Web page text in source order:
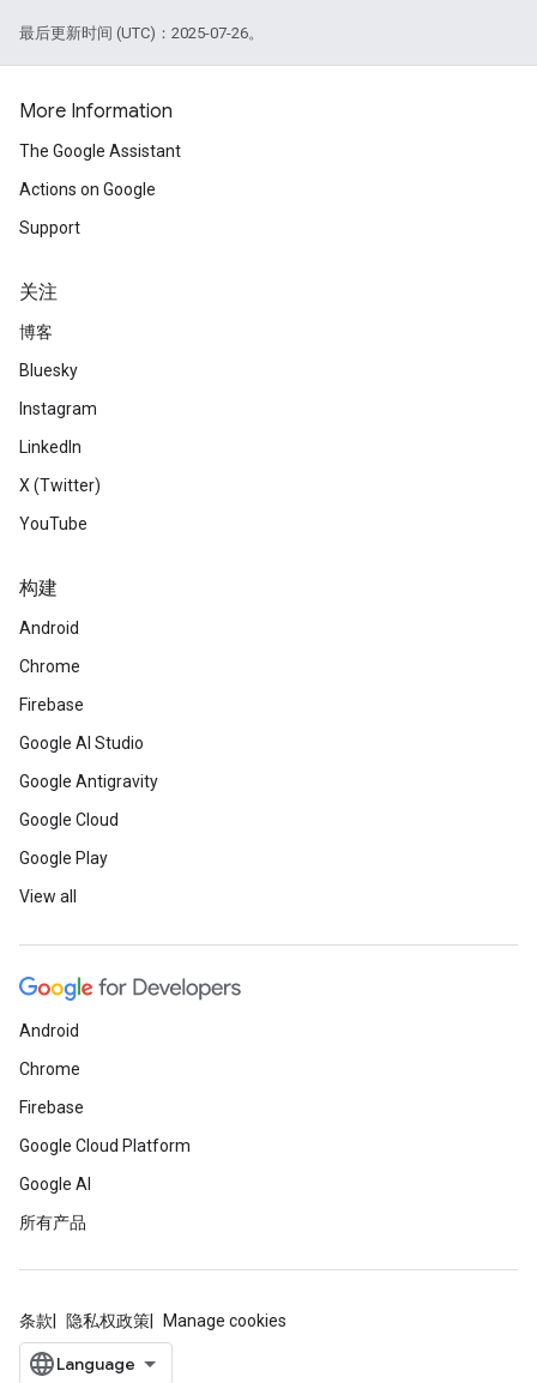
最后更新时间 (UTC)：2025-07-26。
More Information
The Google Assistant
Actions on Google
Support
关注
博客
Bluesky
Instagram
LinkedIn
X (Twitter)
YouTube
构建
Android
Chrome
Firebase
Google AI Studio
Google Antigravity
Google Cloud
Google Play
View all
Android
Chrome
Firebase
Google Cloud Platform
Google AI
所有产品
条款 隐私权政策 Manage cookies